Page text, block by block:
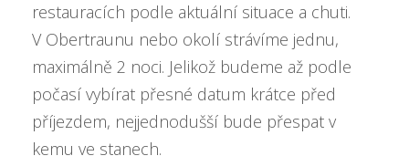
restauracích podle aktuální situace a chuti.
V Obertraunu nebo okolí strávíme jednu,
maximálně 2 noci. Jelikož budeme až podle
počasí vybírat přesné datum krátce před
příjezdem, nejjednodušší bude přespat v
kemu ve stanech.